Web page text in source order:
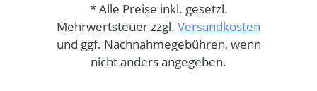
* Alle Preise inkl. gesetzl.
Mehrwertsteuer zzgl. Versandkosten
und ggf. Nachnahmegebühren, wenn
nicht anders angegeben.